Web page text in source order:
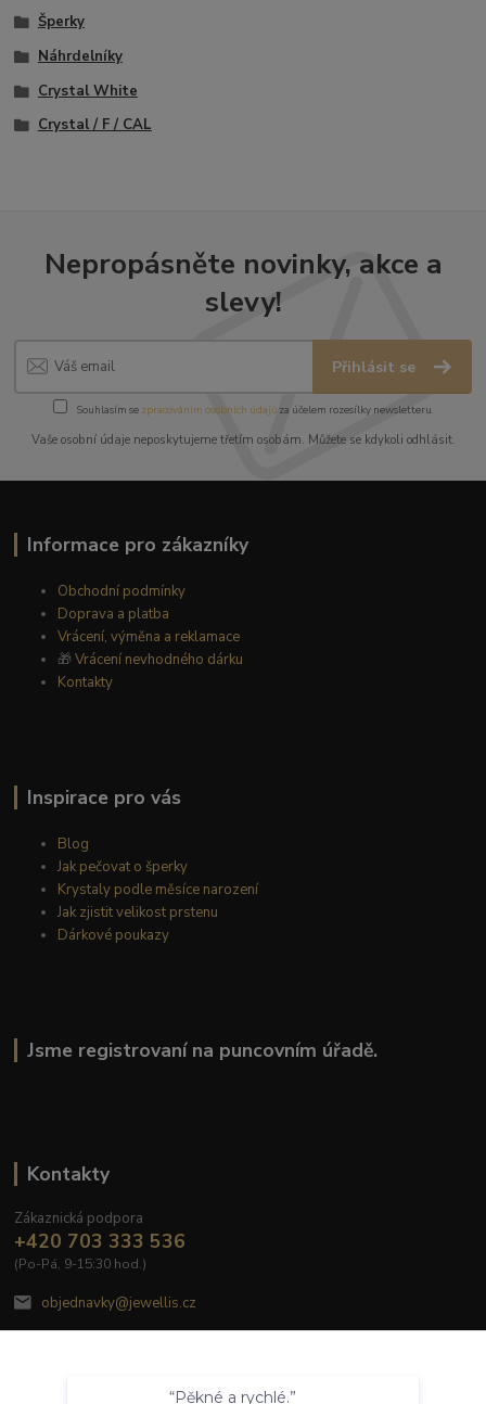
Šperky
Náhrdelníky
Crystal White
Crystal / F / CAL
Nepropásněte novinky, akce a
slevy!
Přihlásit se
Souhlasím se zpracováním osobních údajůza účelem rozesílky newsletteru.
Vaše osobní údaje neposkytujeme třetím osobám. Můžete se kdykoli odhlásit.
Informace pro zákazníky
Obchodní podmínky
Doprava a platba
Vrácení, výměna a reklamace
🎁Vrácení nevhodného dárku
Kontakty
Inspirace pro vás
Blog
Jak pečovat o šperky
Krystaly podle měsíce narození
Jak zjistit velikost prstenu
Dárkové poukazy
Jsme registrovaní na puncovním úřadě.
Kontakty
Zákaznická podpora
+420 703 333 536
(Po-Pá, 9-15:30 hod.)
objednavky@jewellis.cz
Nastavení Souhlasím
“Pěkné a rychlé.”